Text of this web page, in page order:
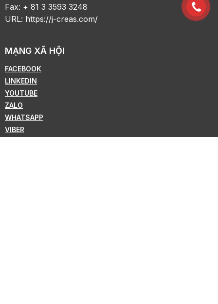
Fax: + 81 3 3593 3248
URL: https://j-creas.com/
MẠNG XÃ HỘI
FACEBOOK
LINKEDIN
YOUTUBE
ZALO
WHATSAPP
VIBER